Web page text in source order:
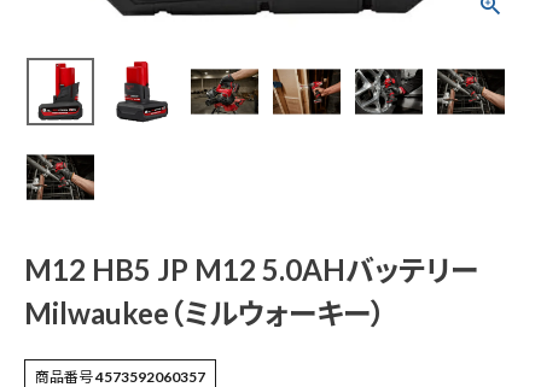
aukee（ミルウォーキ
14,080
電動工具
作業工具・大工道具
M12 HB5 JP M12 5.0AHバッテリー
Milwaukee（ミルウォーキー）
商品番号4573592060357